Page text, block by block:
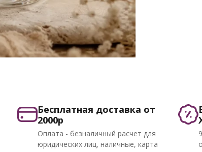
Бесплатная доставка от
2000р
Оплата - безналичный расчет для
юридических лиц, наличные, карта